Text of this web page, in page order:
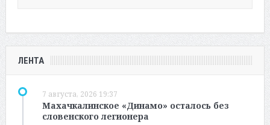
ЛЕНТА
7 августа, 2026 19:37
Махачкалинское «Динамо» осталось без
словенского легионера